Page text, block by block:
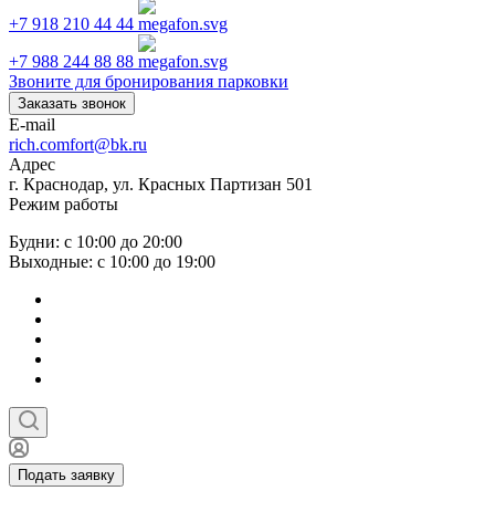
+7 918 210 44 44
+7 988 244 88 88
Звоните для бронирования парковки
Заказать звонок
E-mail
rich.comfort@bk.ru
Адрес
г. Краснодар, ул. Красных Партизан 501
Режим работы
Будни: с 10:00 до 20:00
Выходные: с 10:00 до 19:00
Подать заявку